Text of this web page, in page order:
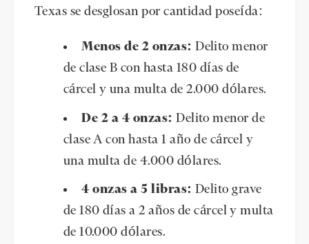
Texas se desglosan por cantidad poseída:
Menos de 2 onzas: Delito menor
de clase B con hasta 180 días de
cárcel y una multa de 2.000 dólares.
De 2 a 4 onzas: Delito menor de
clase A con hasta 1 año de cárcel y
una multa de 4.000 dólares.
4 onzas a 5 libras: Delito grave
de 180 días a 2 años de cárcel y multa
de 10.000 dólares.